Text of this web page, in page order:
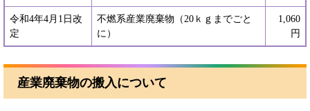
令和4年4月1日改
定
不燃系産業廃棄物（20ｋｇまでごと
に）
1,060
円
産業廃棄物の搬入について